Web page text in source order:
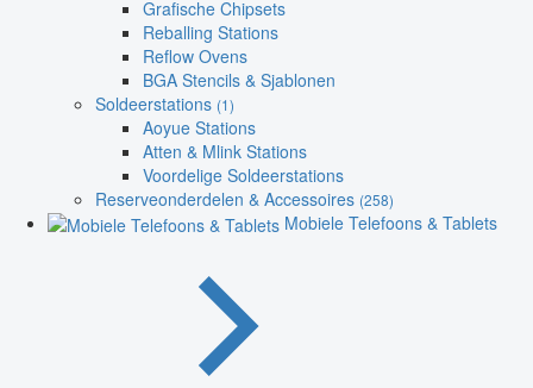
Grafische Chipsets
Reballing Stations
Reflow Ovens
BGA Stencils & Sjablonen
Soldeerstations (1)
Aoyue Stations
Atten & Mlink Stations
Voordelige Soldeerstations
Reserveonderdelen & Accessoires (258)
Mobiele Telefoons & Tablets